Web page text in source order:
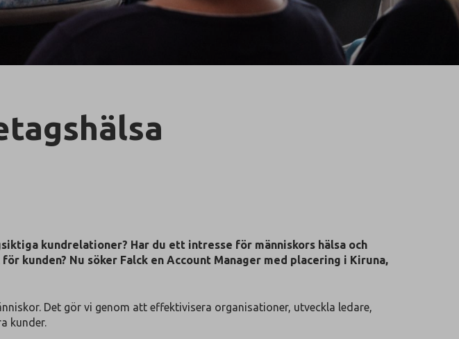
kundrelationer? Har du ett intresse för människors hälsa och
kunden? Nu söker Falck en Account Manager med placering i Kiruna,
Det gör vi genom att effektivisera organisationer, utveckla ledare,
kunder.